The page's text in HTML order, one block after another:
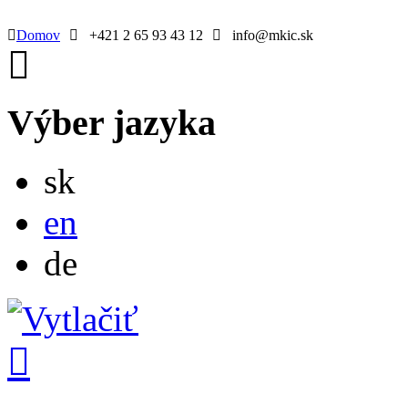
Domov +421 2 65 93 43 12 info@mkic.sk
Výber jazyka
sk
en
de